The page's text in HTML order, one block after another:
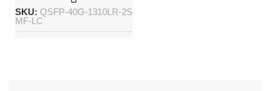
SKU: QSFP-40G-1310LR-2S
MF-LC